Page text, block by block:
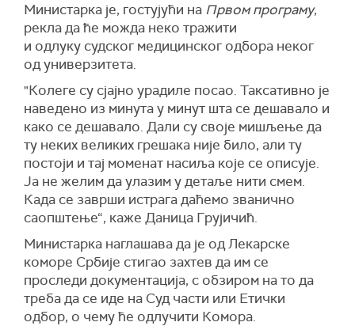
Министарка је, гостујући на Првом програму,
рекла да ће можда неко тражити
и одлуку судског медицинског одбора неког
од универзитета.
"Колеге су сјајно урадиле посао. Таксативно је
наведено из минута у минут шта се дешавало и
како се дешавало. Дали су своје мишљење да
ту неких великих грешака није било, али ту
постоји и тај моменат насиља које се описује.
Ја не желим да улазим у детаље нити смем.
Када се заврши истрага даћемо званично
саопштење“, каже Даница Грујичић.
Министарка наглашава да је од Лекарске
коморе Србије стигао захтев да им се
проследи документација, с обзиром на то да
треба да се иде на Суд части или Етички
одбор, о чему ће одлучити Комора.